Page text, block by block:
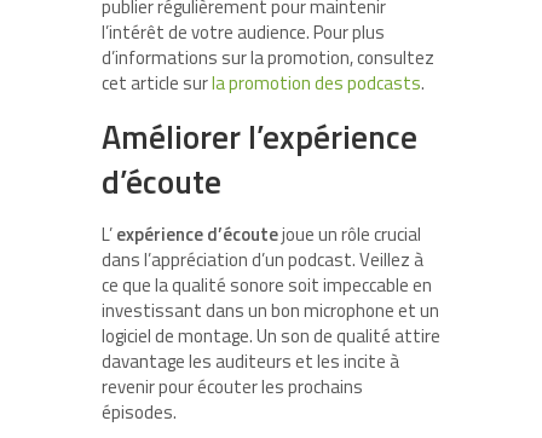
publier régulièrement pour maintenir
l’intérêt de votre audience. Pour plus
d’informations sur la promotion, consultez
cet article surla promotion des podcasts.
Améliorer l’expérience
d’écoute
L’expérience d’écoutejoue un rôle crucial
dans l’appréciation d’un podcast. Veillez à
ce que la qualité sonore soit impeccable en
investissant dans un bon microphone et un
logiciel de montage. Un son de qualité attire
davantage les auditeurs et les incite à
revenir pour écouter les prochains
épisodes.